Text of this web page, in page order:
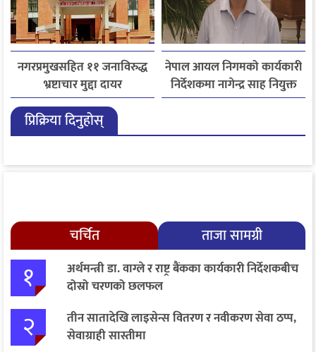
नगरप्रमुखसहित ११ जनाविरुद्ध
भ्रष्टाचार मुद्दा दायर
नेपाल आयल निगमको कार्यकारी
निर्देशकमा नागेन्द्र साह नियुक्त
प्रिक्रिया दिनुहोस्
चर्चित ताजा सामग्री
१
अर्थमन्त्री डा. वाग्ले र राष्ट्र बैंकका कार्यकारी निर्देशकबीच
दोस्रो चरणको छलफल
२
तीन सातादेखि लाइसेन्स वितरण र नवीकरण सेवा ठप्प,
सेवाग्राही सास्तीमा